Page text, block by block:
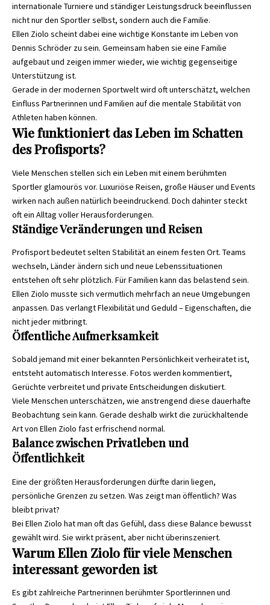
internationale Turniere und ständiger Leistungsdruck beeinflussen
nicht nur den Sportler selbst, sondern auch die Familie.
Ellen Ziolo scheint dabei eine wichtige Konstante im Leben von
Dennis Schröder zu sein. Gemeinsam haben sie eine Familie
aufgebaut und zeigen immer wieder, wie wichtig gegenseitige
Unterstützung ist.
Gerade in der modernen Sportwelt wird oft unterschätzt, welchen
Einfluss Partnerinnen und Familien auf die mentale Stabilität von
Athleten haben können.
Wie funktioniert das Leben im Schatten
des Profisports?
Viele Menschen stellen sich ein Leben mit einem berühmten
Sportler glamourös vor. Luxuriöse Reisen, große Häuser und Events
wirken nach außen natürlich beeindruckend. Doch dahinter steckt
oft ein Alltag voller Herausforderungen.
Ständige Veränderungen und Reisen
Profisport bedeutet selten Stabilität an einem festen Ort. Teams
wechseln, Länder ändern sich und neue Lebenssituationen
entstehen oft sehr plötzlich. Für Familien kann das belastend sein.
Ellen Ziolo musste sich vermutlich mehrfach an neue Umgebungen
anpassen. Das verlangt Flexibilität und Geduld – Eigenschaften, die
nicht jeder mitbringt.
Öffentliche Aufmerksamkeit
Sobald jemand mit einer bekannten Persönlichkeit verheiratet ist,
entsteht automatisch Interesse. Fotos werden kommentiert,
Gerüchte verbreitet und private Entscheidungen diskutiert.
Viele Menschen unterschätzen, wie anstrengend diese dauerhafte
Beobachtung sein kann. Gerade deshalb wirkt die zurückhaltende
Art von Ellen Ziolo fast erfrischend normal.
Balance zwischen Privatleben und
Öffentlichkeit
Eine der größten Herausforderungen dürfte darin liegen,
persönliche Grenzen zu setzen. Was zeigt man öffentlich? Was
bleibt privat?
Bei Ellen Ziolo hat man oft das Gefühl, dass diese Balance bewusst
gewählt wird. Sie wirkt präsent, aber nicht überinszeniert.
Warum Ellen Ziolo für viele Menschen
interessant geworden ist
Es gibt zahlreiche Partnerinnen berühmter Sportlerinnen und